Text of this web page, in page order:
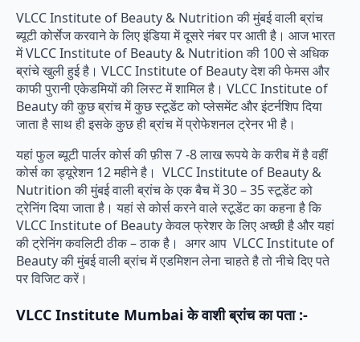
VLCC Institute of Beauty & Nutrition की मुंबई वाली ब्रांच
ब्यूटी कोर्सेज करवाने के लिए इंडिया में दूसरे नंबर पर आती है। आज भारत
में VLCC Institute of Beauty & Nutrition की 100 से अधिक
ब्रांचे खुली हुई है। VLCC Institute of Beauty देश की फेमस और
काफी पुरानी एकेडमियों की लिस्ट में शामिल है। VLCC Institute of
Beauty की कुछ ब्रांच में कुछ स्टूडेंट को प्लेसमेंट और इंटर्नशिप दिया
जाता है साथ ही इसके कुछ ही ब्रांच में प्रोफेशनल ट्रेनर भी है।
यहां फुल ब्यूटी पार्लर कोर्स की फ़ीस 7 -8 लाख रूपये के करीब में है वहीं
कोर्स का ड्यूरेशन 12 महीने है। VLCC Institute of Beauty &
Nutrition की मुंबई वाली ब्रांच के एक बैच में 30 – 35 स्टूडेंट को
ट्रेनिंग दिया जाता है। यहां से कोर्स करने वाले स्टूडेंट का कहना है कि
VLCC Institute of Beauty केवल फ्रेशर के लिए अच्छी है और यहां
की ट्रेनिंग कवलिटी ठीक – ठाक है। अगर आप VLCC Institute of
Beauty की मुंबई वाली ब्रांच में एडमिशन लेना चाहते है तो नीचे दिए पते
पर विजिट करें।
VLCC Institute Mumbai के वाशी ब्रांच का पता :-